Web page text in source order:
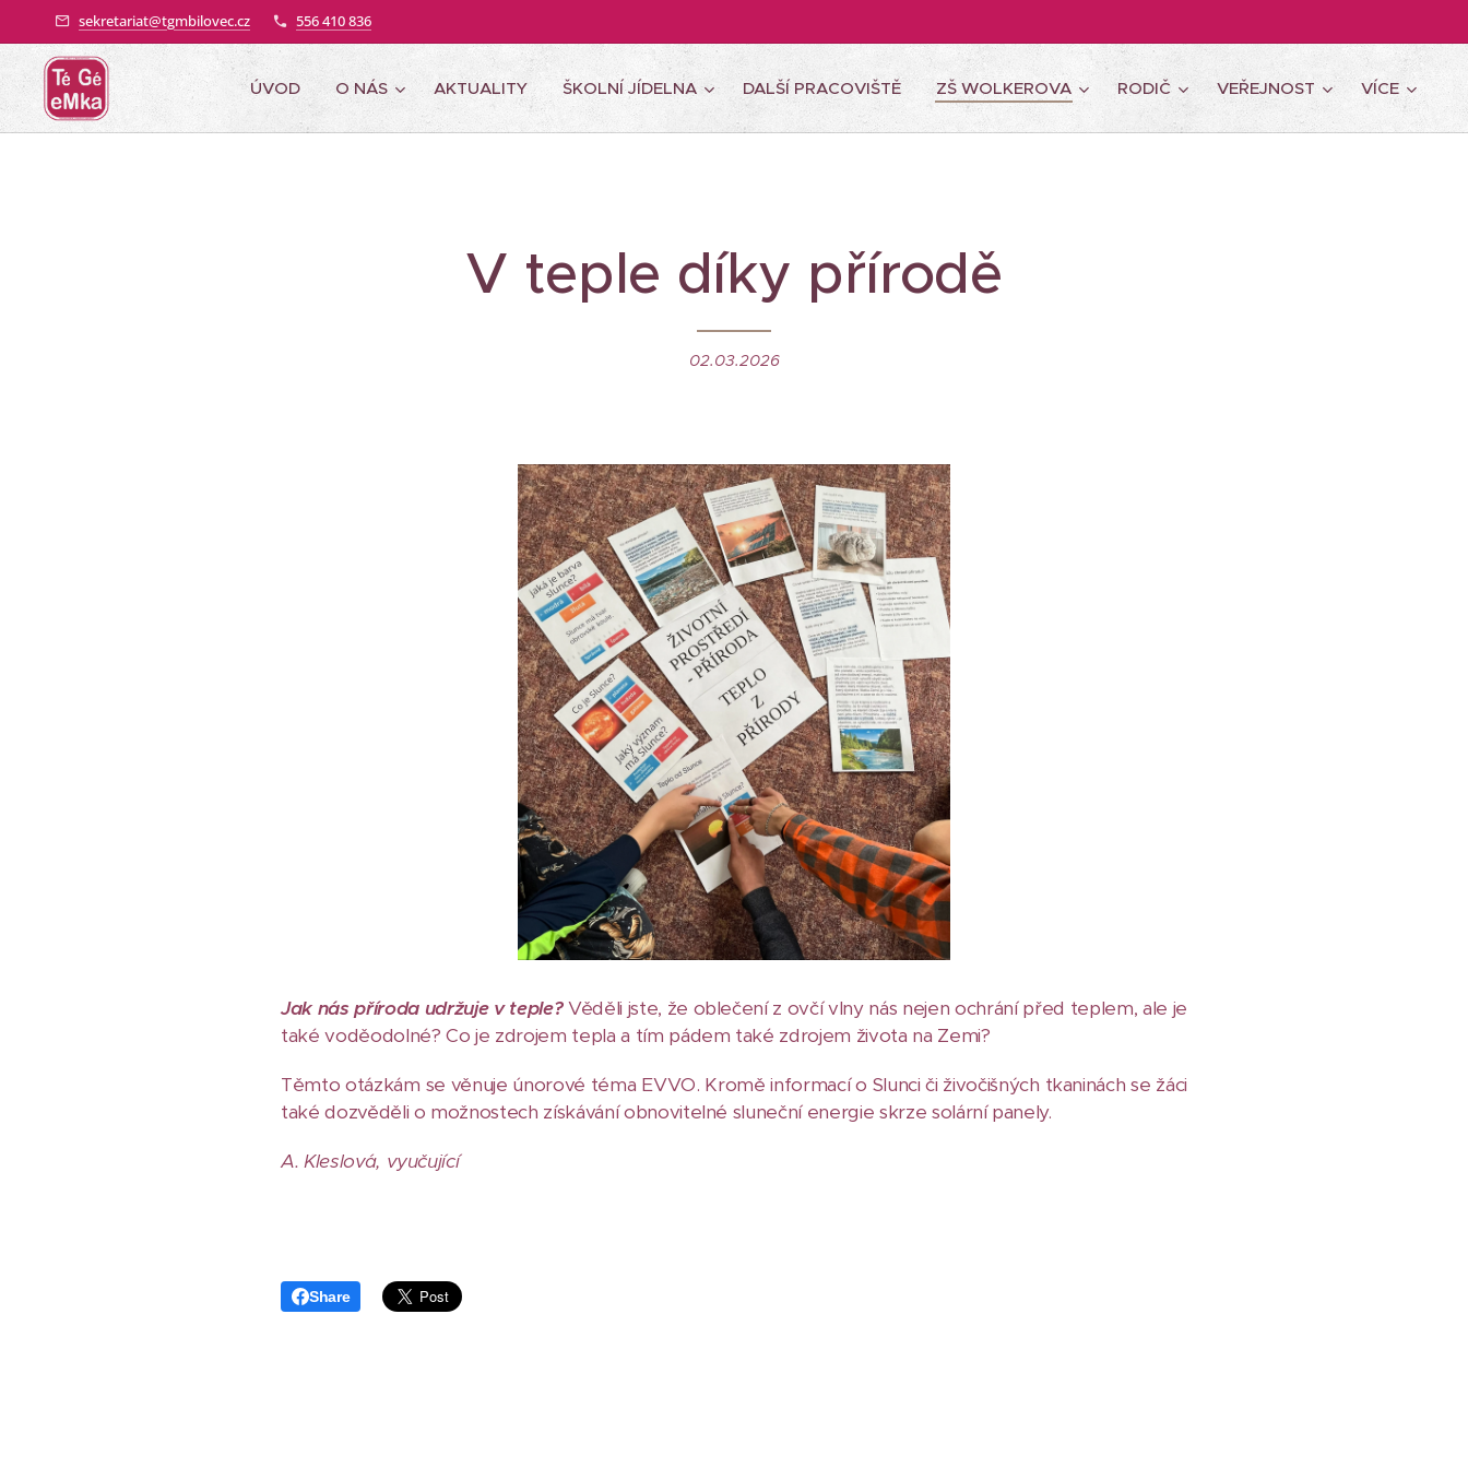
sekretariat@tgmbilovec.cz 556 410 836
ÚVOD O NÁS AKTUALITY ŠKOLNÍ JÍDELNA DALŠÍ PRACOVIŠTĚ ZŠ WOLKEROVA RODIČ VEŘEJNOST VÍCE
V teple díky přírodě
02.03.2026
Jak nás příroda udržuje v teple?Věděli jste, že oblečení z ovčí vlny nás nejen ochrání před teplem, ale je
také voděodolné? Co je zdrojem tepla a tím pádem také zdrojem života na Zemi?
Těmto otázkám se věnuje únorové téma EVVO. Kromě informací o Slunci či živočišných tkaninách se žáci
také dozvěděli o možnostech získávání obnovitelné sluneční energie skrze solární panely.
A. Kleslová, vyučující
Share